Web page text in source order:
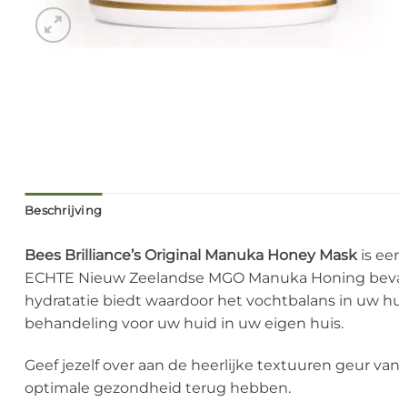
Beschrijving
Bees Brilliance’s Original Manuka Honey Mask is
ECHTE Nieuw Zeelandse MGO Manuka Honing
hydratatie biedt waardoor het vochtbalans in uw
behandeling voor uw huid in uw eigen huis.
Geef jezelf over aan de heerlijke textuuren geur
optimale gezondheid terug hebben.